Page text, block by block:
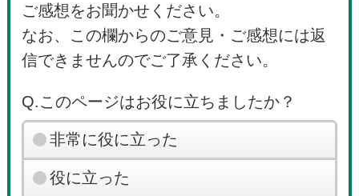
ご感想をお聞かせください。
なお、この欄からのご意見・ご感想には返
信できませんのでご了承ください。
Q.このページはお役に立ちましたか？
非常に役に立った
役に立った